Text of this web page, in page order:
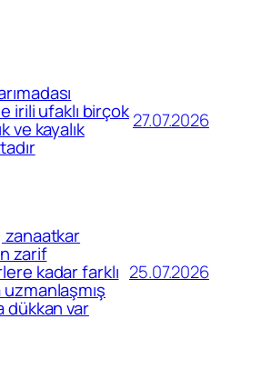
irili ufaklı birçok
ve kayalık 27.07.2026
zanaatkar
zarif
kadar farklı
dükkan var
25.07.2026